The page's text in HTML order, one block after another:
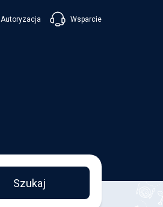
Autoryzacja Wsparcie
Czatuj w Messengerze
Szukaj